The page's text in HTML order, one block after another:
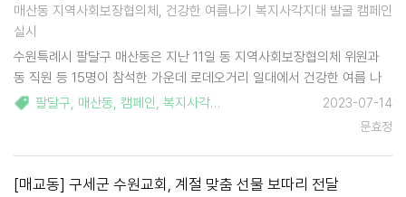
매산동 지역사회보장협의체, 건강한 여름나기 복지사각지대 발굴 캠페인
실시
수원특례시 팔달구 매산동은 지난 11일 동 지역사회보장협의체 위원과
동 직원 등 15명이 참석한 가운데 로데오거리 일대에서 건강한 여름 나
기를 위한 복지사각지대 발굴 캠페인을 실시했다. 매산동 지역사회보장
팔달구, 매산동, 캠페인, 복지사각지대 복지서비스
2023-07-14
문효정
[매교동] 구세군 수원교회, 계절 맞춤 선물 보따리 전달